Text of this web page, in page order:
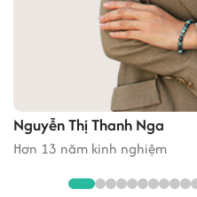
Nguyễn Thị Thanh Nga
Hơn 13 năm kinh nghiệm